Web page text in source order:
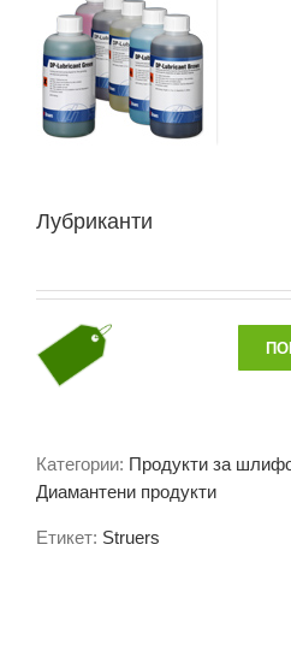
Лубриканти
Категории: Продукти за
Диамантени продукти
Етикет: Struers